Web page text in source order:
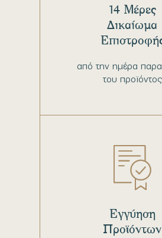
από την ημέρα
του προϊόντος
14 Μέρες
Δικαίωμα
Εγγύηση
Προϊόντων